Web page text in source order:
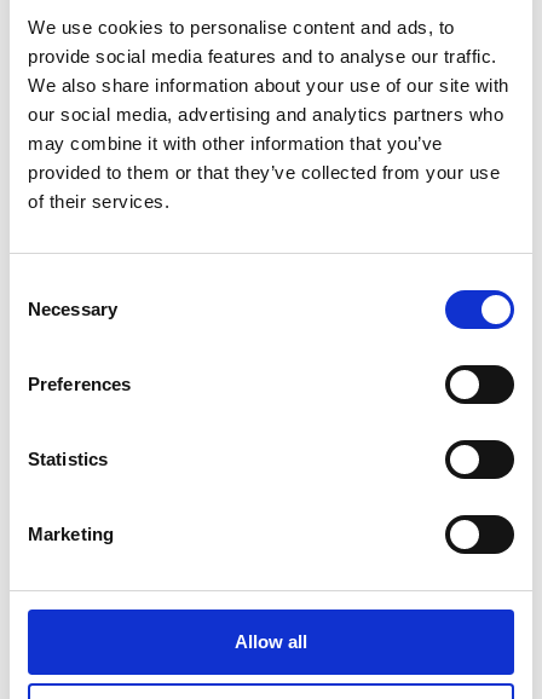
We use cookies to personalise content and ads, to
provide social media features and to analyse our traffic.
We also share information about your use of our site with
our social media, advertising and analytics partners who
may combine it with other information that you’ve
provided to them or that they’ve collected from your use
of their services.
Selection
Necessary
Preferences
Statistics
Marketing
Allow all
Apprendre davantage
Services de finition de documents
Donnez fière allure à vos documents grâce à nos services de
Assemblage
Mise en bloc